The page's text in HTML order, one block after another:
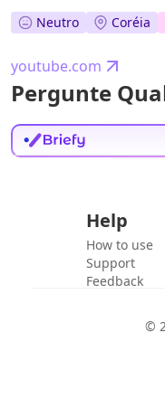
Neutro Coréia
youtube.com
Pergunte
Help
How to use
Support
Feedback
©